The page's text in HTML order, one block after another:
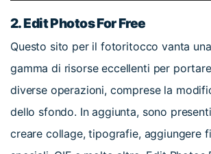
2.Edit Photos For Free
Questo sito per il fotoritocco vanta
gamma di risorse eccellenti per
diverse operazioni, comprese la
dello sfondo. In aggiunta, sono
creare collage, tipografie, aggiungere